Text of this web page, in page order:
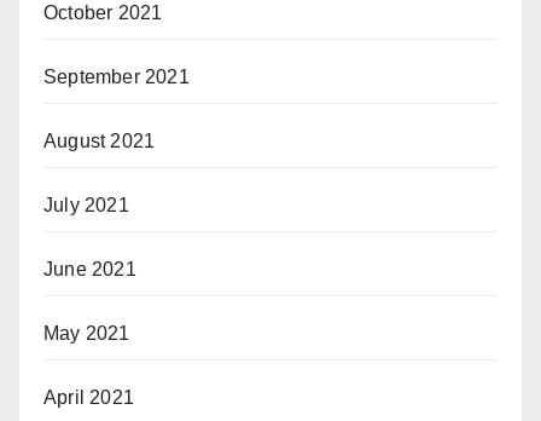
October 2021
September 2021
August 2021
July 2021
June 2021
May 2021
April 2021